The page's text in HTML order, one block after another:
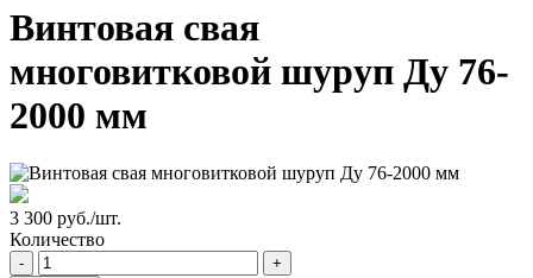
Винтовая свая
многовитковой шуруп Ду 76-
2000 мм
3 300 руб./шт.
Количество
-
+